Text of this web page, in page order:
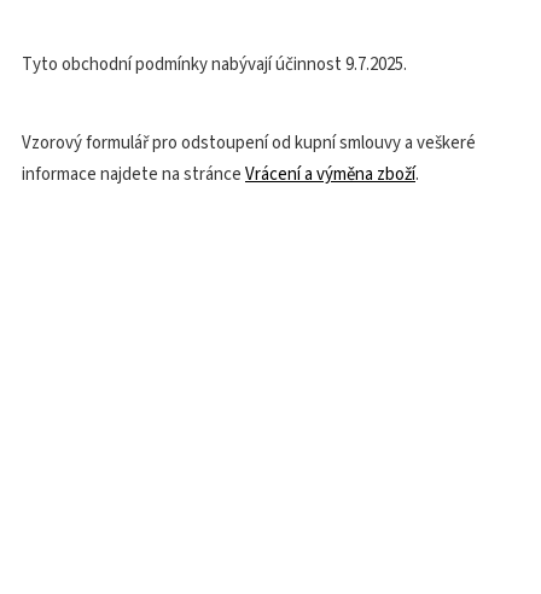
Tyto obchodní podmínky nabývají účinnost 9.7.2025.
Vzorový formulář pro odstoupení od kupní smlouvy a veškeré
informace najdete na stránceVrácení a výměna zboží.